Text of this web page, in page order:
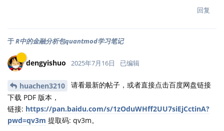
回复
于R中的金融分析包quantmod学习笔记
dengyishuo 2025年7月16日 已编辑
huachen3210
请看最新的帖子，或者直接点击百度网盘链接
下载 PDF 版本，
链接: https://pan.baidu.com/s/1zOduWHff2UU7siEjCctinA?
pwd=qv3m 提取码: qv3m。